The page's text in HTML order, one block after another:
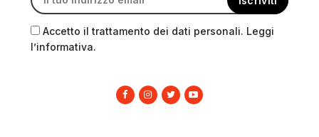
Accetto il trattamento dei dati personali. Leggi
l’informativa.